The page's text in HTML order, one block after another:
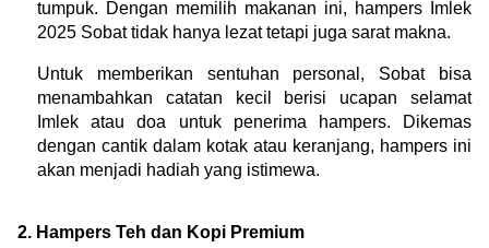
tumpuk. Dengan memilih makanan ini, hampers Imlek
2025 Sobat tidak hanya lezat tetapi juga sarat makna.
Untuk memberikan sentuhan personal, Sobat bisa
menambahkan catatan kecil berisi ucapan selamat
Imlek atau doa untuk penerima hampers. Dikemas
dengan cantik dalam kotak atau keranjang, hampers ini
akan menjadi hadiah yang istimewa.
2. Hampers Teh dan Kopi Premium